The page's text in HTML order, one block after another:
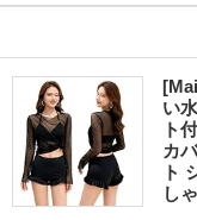
い
ト
カ
ト
し